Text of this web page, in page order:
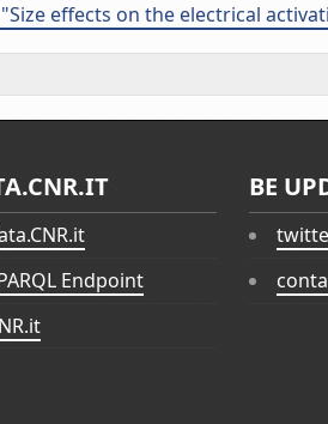
effects on the electrical
Endpoint
BE